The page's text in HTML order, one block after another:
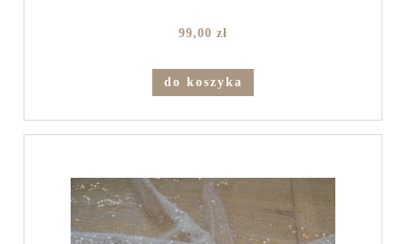
99,00 zł
do koszyka